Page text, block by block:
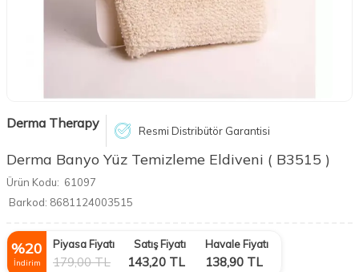
Derma Therapy Resmi Distribütör Garantisi
Derma Banyo Yüz Temizleme Eldiveni ( B3515 )
Ürün Kodu: 61097
Barkod: 8681124003515
%20
İndirim
Piyasa Fiyatı
179,00TL
Satış Fiyatı
143,20 TL
Havale Fiyatı
138,90 TL